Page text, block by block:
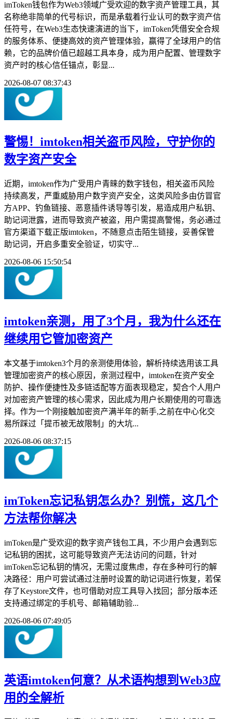
imToken钱包作为Web3领域广受欢迎的数字资产管理工具，其
名称绝非简单的代号标识，而是承载着行业认可的数字资产信
任符号，在Web3生态快速演进的当下，imToken凭借安全合规
的服务体系、便捷高效的资产管理体验，赢得了全球用户的信
赖，它的品牌价值已超越工具本身，成为用户配置、管理数字
资产时的核心信任锚点，彰显...
2026-08-07 08:37:43
警惕！imtoken相关盗币风险，守护你的
数字资产安全
近期，imtoken作为广受用户青睐的数字钱包，相关盗币风险
持续高发，严重威胁用户数字资产安全，这类风险多由仿冒官
方APP、钓鱼链接、恶意插件诱导等引发，易造成用户私钥、
助记词泄露，进而导致资产被盗，用户需提高警惕，务必通过
官方渠道下载正版imtoken，不随意点击陌生链接，妥善保管
助记词，开启多重安全验证，切实守...
2026-08-06 15:50:54
imtoken亲测，用了3个月，我为什么还在
继续用它管加密资产
本文基于imtoken3个月的亲测使用体验，解析持续选用该工具
管理加密资产的核心原因，亲测过程中，imtoken在资产安全
防护、操作便捷性及多链适配等方面表现稳定，契合个人用户
对加密资产管理的核心需求，因此成为用户长期使用的可靠选
择。作为一个刚接触加密资产满半年的新手,之前在中心化交
易所踩过「提币被无故限制」的大坑...
2026-08-06 08:37:15
imToken忘记私钥怎么办？别慌，这几个
方法帮你解决
imToken是广受欢迎的数字资产钱包工具，不少用户会遇到忘
记私钥的困扰，这可能导致资产无法访问的问题，针对
imToken忘记私钥的情况，无需过度焦虑，存在多种可行的解
决路径：用户可尝试通过注册时设置的助记词进行恢复，若保
存了Keystore文件，也可借助对应工具导入找回；部分版本还
支持通过绑定的手机号、邮箱辅助验...
2026-08-06 07:49:05
英语imtoken何意？从术语构想到Web3应
用的全解析